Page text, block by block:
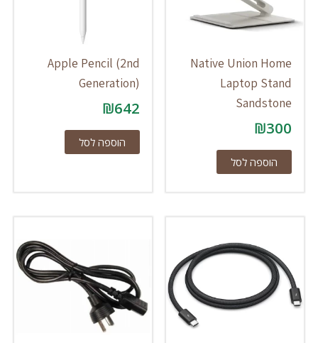
Native Union Home
Laptop Stand
Sandstone
₪300
הוספה לסל
Apple Pencil (2nd
Generation)
₪642
הוספה לסל